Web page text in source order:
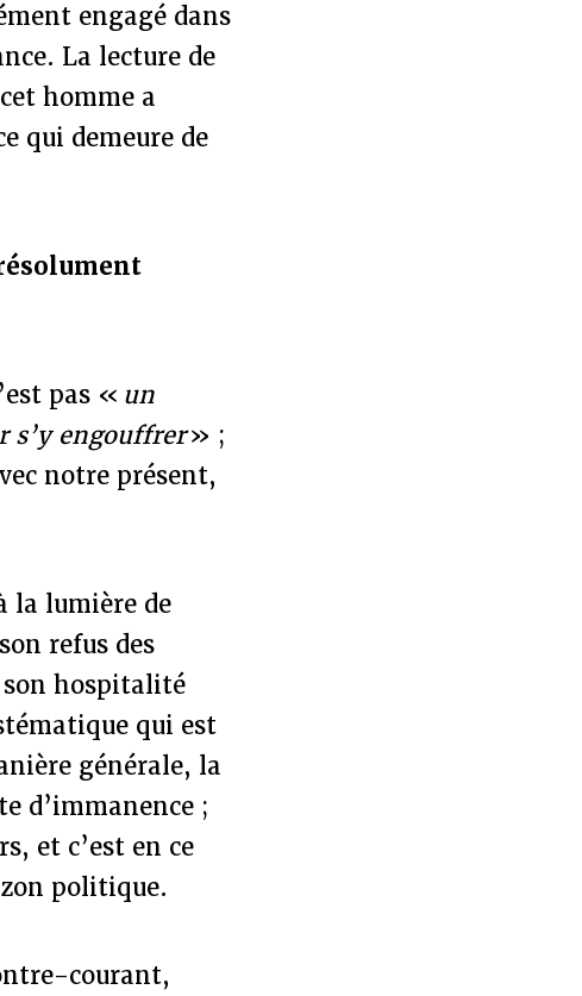
engagé dans
La lecture de
homme a
qui demeure de
pas « un
s’y engouffrer» ;
notre présent,
la lumière de
refus des
son hospitalité
qui est
générale, la
d’immanence ;
et c’est en ce
politique.
courant,